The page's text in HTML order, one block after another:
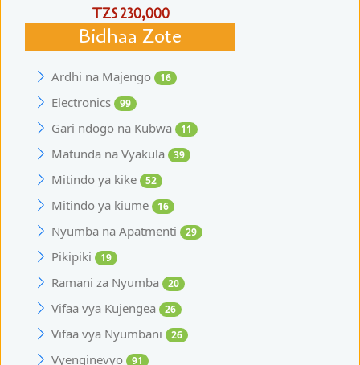
TZS 230,000
Bidhaa Zote
Ardhi na Majengo 16
Electronics 99
Gari ndogo na Kubwa 11
Matunda na Vyakula 39
Mitindo ya kike 52
Mitindo ya kiume 16
Nyumba na Apatmenti 29
Pikipiki 19
Ramani za Nyumba 20
Vifaa vya Kujengea 26
Vifaa vya Nyumbani 26
Vyenginevyo 91